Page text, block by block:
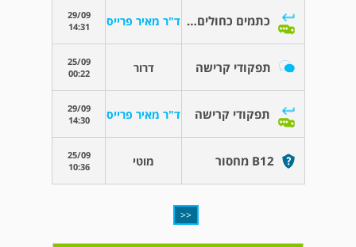
כתמים כחולים על הזרועות - קרטיה 100 ד"ר מאיר פרייס
29/09
14:31
תפקודי קרישה דרור
25/09
00:22
תפקודי קרישה ד"ר מאיר פרייס
29/09
14:30
B12 מחסור מוטי
25/09
10:36
<<